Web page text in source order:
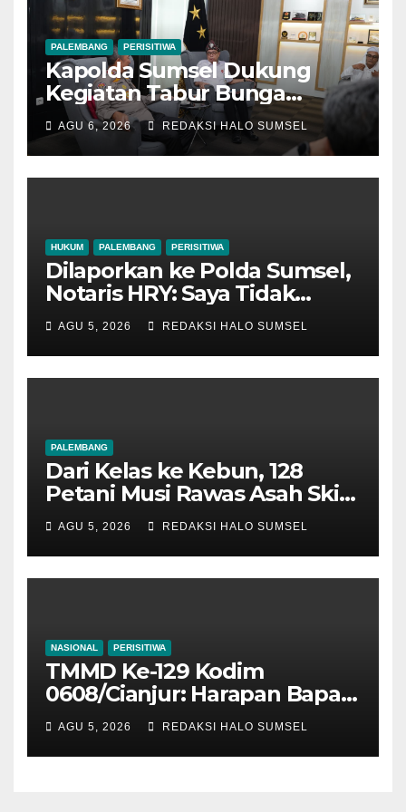
PALEMBANG PERISITIWA
Kapolda Sumsel Dukung
Kegiatan Tabur Bunga
Leluhur Palembang
Darussalam
AGU 6, 2026 REDAKSI HALO SUMSEL
HUKUM PALEMBANG PERISITIWA
Dilaporkan ke Polda Sumsel,
Notaris HRY: Saya Tidak
Punya Kewenangan Simpan
dan Jual SHM
AGU 5, 2026 REDAKSI HALO SUMSEL
PALEMBANG
Dari Kelas ke Kebun, 128
Petani Musi Rawas Asah Skill
Sawit Modern di Palembang
AGU 5, 2026 REDAKSI HALO SUMSEL
NASIONAL PERISITIWA
TMMD Ke-129 Kodim
0608/Cianjur: Harapan Bapak
Entis Sutisna Semakin Nyata,
Rumah Mulai Tampil
Sempurna
AGU 5, 2026 REDAKSI HALO SUMSEL